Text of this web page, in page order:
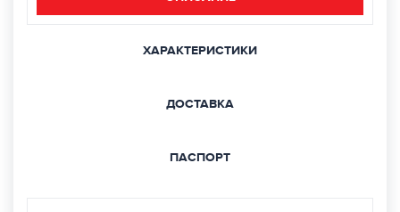
ХАРАКТЕРИСТИКИ
ДОСТАВКА
ПАСПОРТ